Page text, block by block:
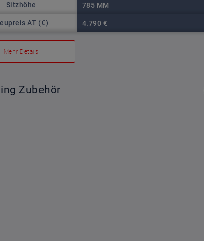
Sitzhöhe 785 MM
AT (€) 4.790 €
Mehr Details
Zubehör